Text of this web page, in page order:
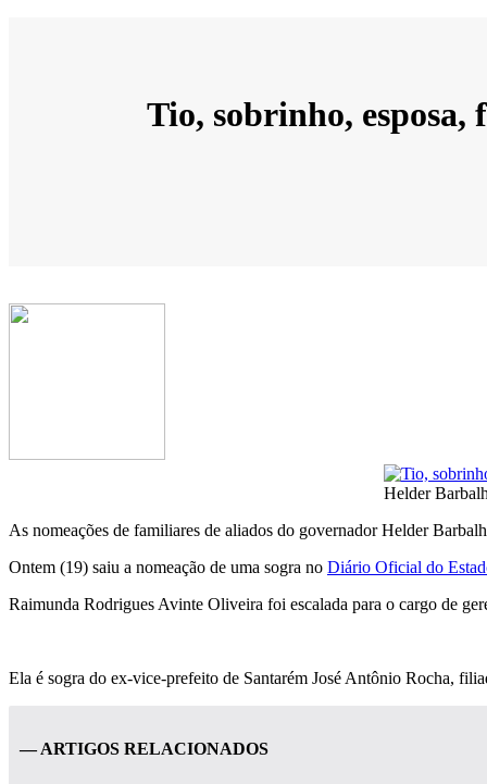
Tio, sobrinho,
Helder
As nomeações de familiares de aliados do governador Helder
Ontem (19) saiu a nomeação de uma sogra no Diário Oficial do
Raimunda Rodrigues Avinte Oliveira foi escalada para o cargo de
Ela é sogra do ex-vice-prefeito de Santarém José Antônio Rocha,
— ARTIGOS RELACIONADOS